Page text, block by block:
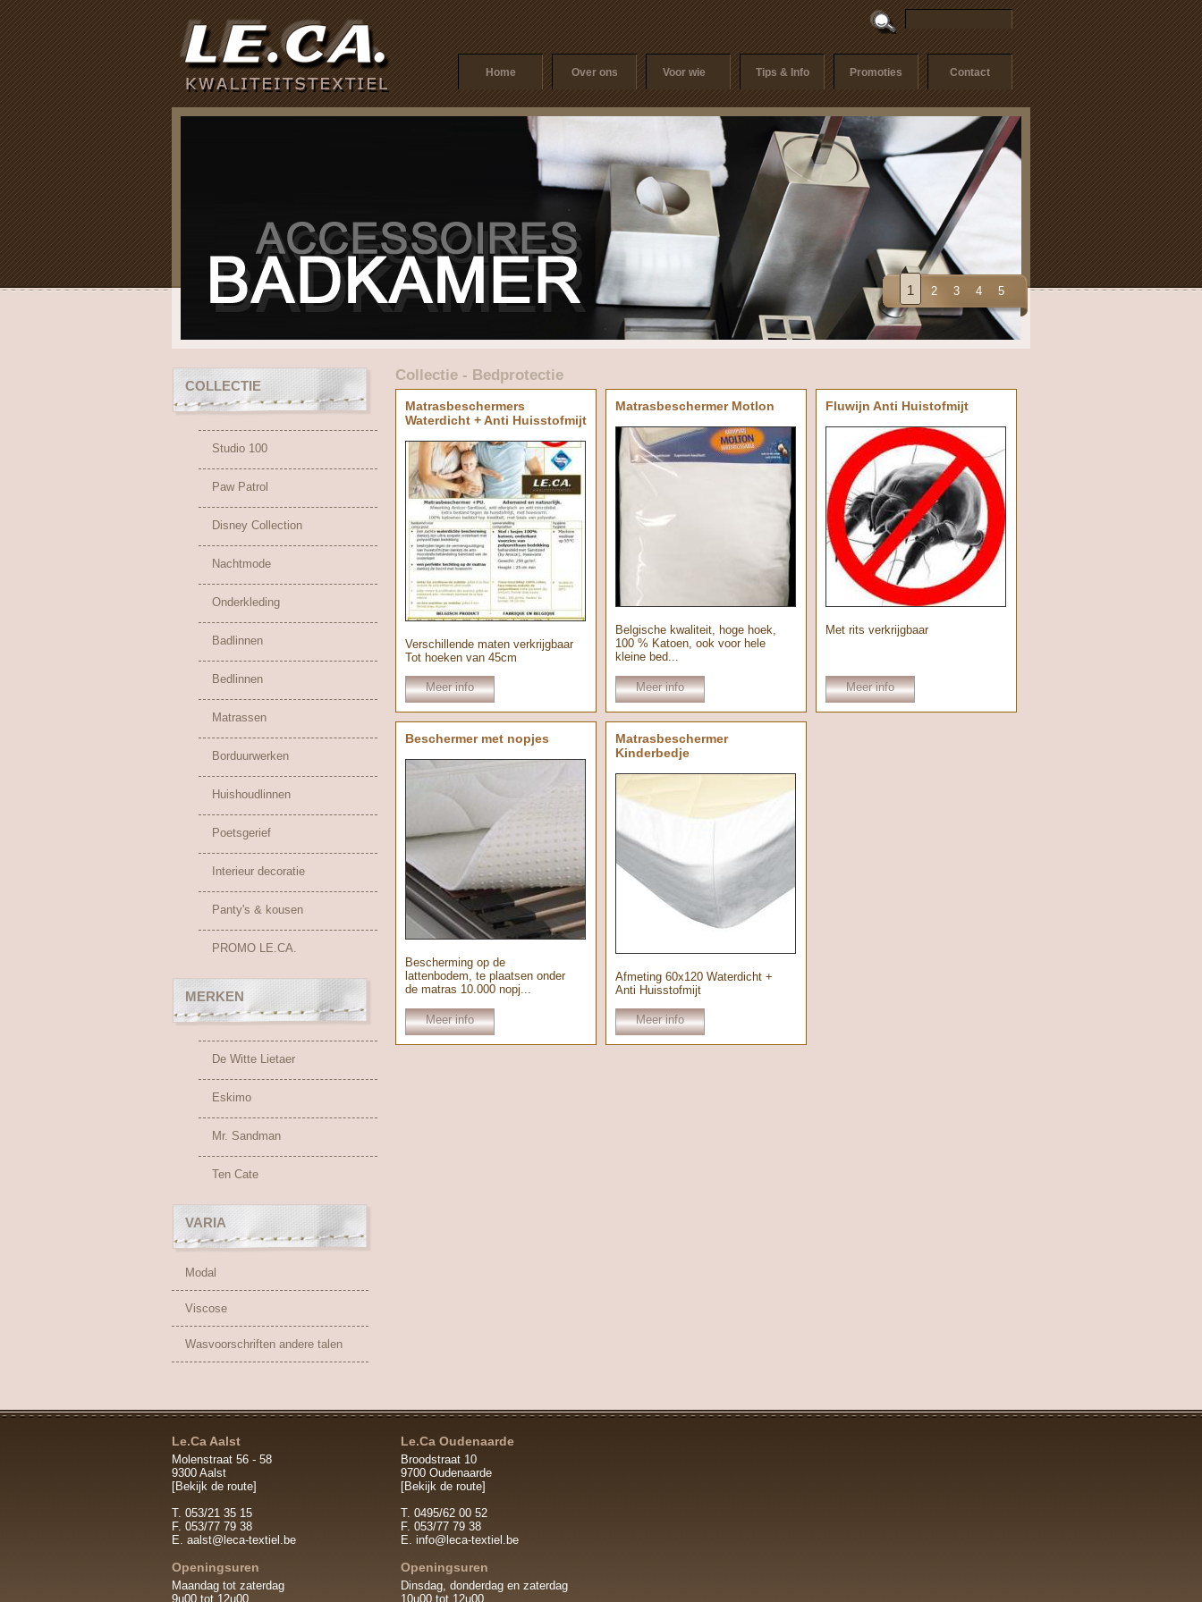
Home Over ons Voor wie Tips & Info Promoties Contact
1 2 3 4 5
COLLECTIE
Studio 100
Paw Patrol
Disney Collection
Nachtmode
Onderkleding
Badlinnen
Bedlinnen
Matrassen
Borduurwerken
Huishoudlinnen
Poetsgerief
Interieur decoratie
Panty's & kousen
PROMO LE.CA.
MERKEN
De Witte Lietaer
Eskimo
Mr. Sandman
Ten Cate
VARIA
Modal
Viscose
Wasvoorschriften andere talen
Collectie - Bedprotectie
Matrasbeschermers
Waterdicht + Anti Huisstofmijt
Verschillende maten verkrijgbaar
Tot hoeken van 45cm
Meer info
Matrasbeschermer Motlon
Belgische kwaliteit, hoge hoek,
100 % Katoen, ook voor hele
kleine bed...
Meer info
Fluwijn Anti Huistofmijt
Met rits verkrijgbaar
Meer info
Beschermer met nopjes
Bescherming op de
lattenbodem, te plaatsen onder
de matras 10.000 nopj...
Meer info
Matrasbeschermer
Kinderbedje
Afmeting 60x120 Waterdicht +
Anti Huisstofmijt
Meer info
Le.Ca Aalst
Molenstraat 56 - 58
9300 Aalst
[Bekijk de route]
T. 053/21 35 15
F. 053/77 79 38
E. aalst@leca-textiel.be
Openingsuren
Maandag tot zaterdag
9u00 tot 12u00
Le.Ca Oudenaarde
Broodstraat 10
9700 Oudenaarde
[Bekijk de route]
T. 0495/62 00 52
F. 053/77 79 38
E. info@leca-textiel.be
Openingsuren
Dinsdag, donderdag en zaterdag
10u00 tot 12u00